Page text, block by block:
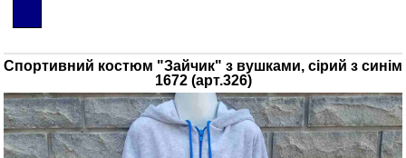
Спортивний костюм "Зайчик" з вушками, сірий з синім
1672 (арт.326)